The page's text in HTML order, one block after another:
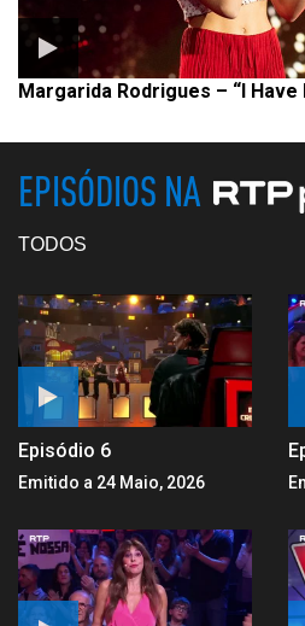
Margarida Rodrigues – “I
EPISÓDIOS NA
TODOS
Episódio 6
Emitido a 24 Maio, 2026